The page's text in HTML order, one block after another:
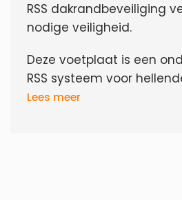
RSS dakrandbeveiliging
nodige veiligheid.
Deze voetplaat is een
RSS systeem voor
wordt gebruikt om de
Lees meer